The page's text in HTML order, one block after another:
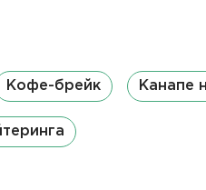
Кофе-брейк Канапе